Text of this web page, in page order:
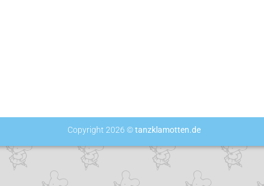
Copyright 2026 ©tanzklamotten.de